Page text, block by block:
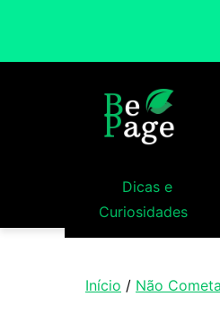
Dicas e
Curiosidades
Início / Não